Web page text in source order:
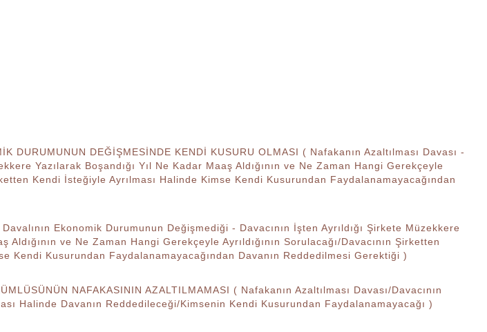
DURUMUNUN DEĞİŞMESİNDE KENDİ KUSURU OLMASI ( Nafakanın Azaltılması Davası -
Yazılarak Boşandığı Yıl Ne Kadar Maaş Aldığının ve Ne Zaman Hangi Gerekçeyle
Kendi İsteğiyle Ayrılması Halinde Kimse Kendi Kusurundan Faydalanamayacağından
Ekonomik Durumunun Değişmediği - Davacının İşten Ayrıldığı Şirkete Müzekkere
Aldığının ve Ne Zaman Hangi Gerekçeyle Ayrıldığının Sorulacağı/Davacının Şirketten
Kendi Kusurundan Faydalanamayacağından Davanın Reddedilmesi Gerektiği )
NAFAKASININ AZALTILMAMASI ( Nafakanın Azaltılması Davası/Davacının
Halinde Davanın Reddedileceği/Kimsenin Kendi Kusurundan Faydalanamayacağı )